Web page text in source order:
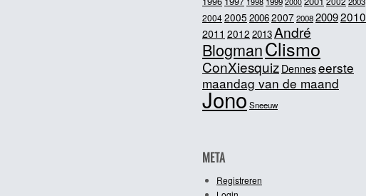
20042005 20062007200820092010
2011 2012 2013André
BlogmanClismo
ConXiesquiz Denneseerste
maandag van de maand
JonoSneeuw
META
Registreren